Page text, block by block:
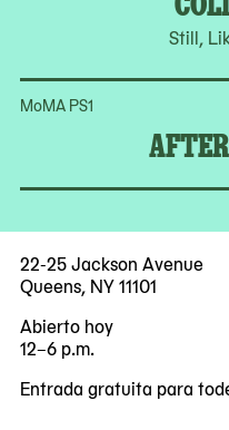
Still,
MoMA PS1
22-25 Jackson Avenue
Queens, NY 11101
Abierto hoy
12–6 p.m.
Entrada gratuita para